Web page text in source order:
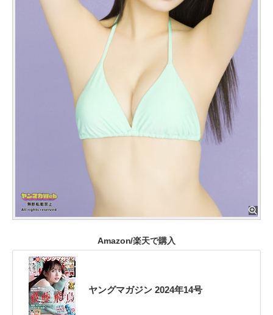
Amazon/楽天で購入
ヤングマガジン 2024年14号